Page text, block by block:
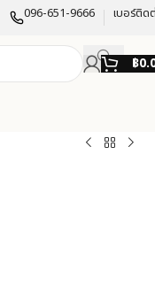
096-651-9666 เบอร์ติด
฿